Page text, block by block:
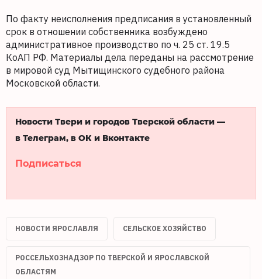
По факту неисполнения предписания в установленный
срок в отношении собственника возбуждено
административное производство по ч. 25 ст. 19.5
КоАП РФ. Материалы дела переданы на рассмотрение
в мировой суд Мытищинского судебного района
Московской области.
Новости Твери и городов Тверской области —
в Телеграм, в ОК и Вконтакте
Подписаться
НОВОСТИ ЯРОСЛАВЛЯ СЕЛЬСКОЕ ХОЗЯЙСТВО
РОССЕЛЬХОЗНАДЗОР ПО ТВЕРСКОЙ И ЯРОСЛАВСКОЙ
ОБЛАСТЯМ